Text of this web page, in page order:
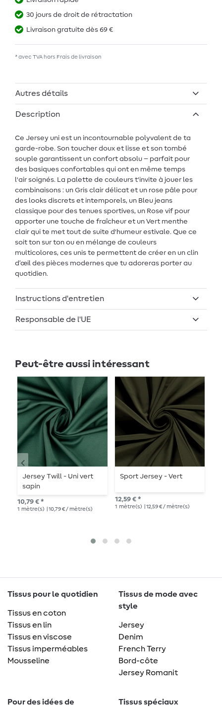
30 jours de droit de rétractation
Livraison gratuite dès 69 €
* avec TVA hors Frais de livraison
Autres détails
Description
Ce Jersey uni est un incontournable polyvalent de ta
garde-robe. Son toucher doux et lisse et son tombé
souple garantissent un confort absolu – parfait pour
des basiques confortables qui ont en même temps
l'air soignés. La palette de couleurs t'invite à jouer les
combinaisons : un Gris clair délicat et un rose pâle pour
des looks discrets et intemporels, un Bleu jeans
classique pour des tenues sportives, un Rose vif pour
apporter une touche de fraîcheur et un Vert menthe
clair qui te met tout de suite d'humeur estivale. Que ce
soit ton sur ton ou en mélange de couleurs
multicolores, ces unis te permettent de créer en un clin
d’œil des pièces modernes que tu adoreras porter au
quotidien.
Instructions d'entretien
Responsable de l'UE
Peut-être aussi intéressant
Jersey Twill - Uni vert
sapin
10,79 € *
1 mètre(s) | 10,79 € / mètre(s)
Sport Jersey - Vert
12,59 € *
1 mètre(s) | 12,59 € / mètre(s)
Tissus pour le quotidien
Tissus en coton
Tissus en lin
Tissus en viscose
Tissus imperméables
Mousseline
Tissus de mode avec
style
Jersey
Denim
French Terry
Bord-côte
Jersey Romanit
Pour des idées de
Tissus spéciaux